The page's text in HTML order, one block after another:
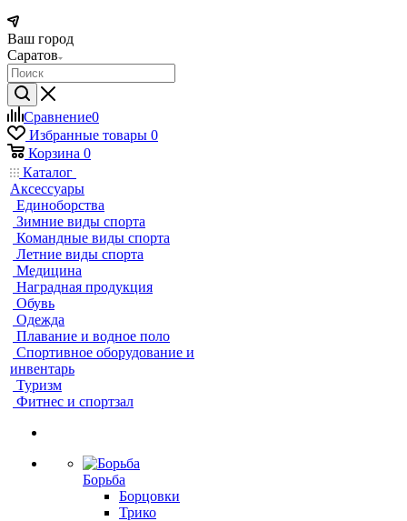
Ваш город
Саратов
Сравнение0
Избранные товары 0
Корзина 0
Каталог
Аксессуары
Единоборства
Зимние виды спорта
Командные виды спорта
Летние виды спорта
Медицина
Наградная продукция
Обувь
Одежда
Плавание и водное поло
Спортивное оборудование и
инвентарь
Туризм
Фитнес и спортзал
Борьба
Борцовки
Трико